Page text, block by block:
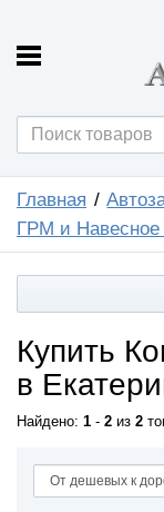
Главная
ГРМ и Навесное
Купить
в
Найдено: 1 - 2 из 2